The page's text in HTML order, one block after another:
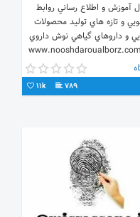
آموزش و اطلاع رساني روابط
و تازه هاي توليد محصولات
و داروهاي گياهي نوش داروي
789
11k